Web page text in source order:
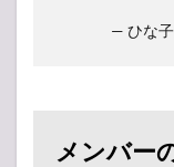
— ひな
メンバー